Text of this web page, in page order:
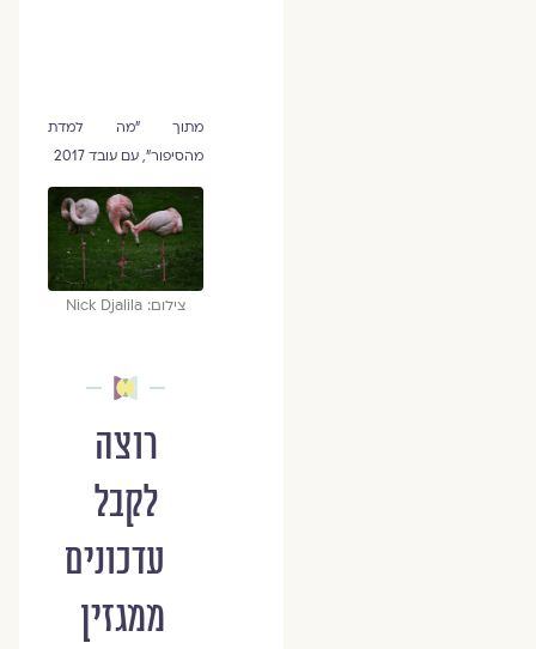
מתוך "מה למדת
מהסיפור", עם עובד 2017
צילום: Nick Djalila
רוצה
לקבל
עדכונים
ממגזין